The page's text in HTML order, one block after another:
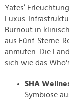
Yates’
Luxus-
Burnout in
aus Fünf-Sterne-
anmuten. Die
sich wie das
SHA
Symbiose